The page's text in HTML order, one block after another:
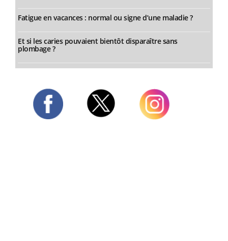
Fatigue en vacances : normal ou signe d’une maladie ?
Et si les caries pouvaient bientôt disparaître sans
plombage ?